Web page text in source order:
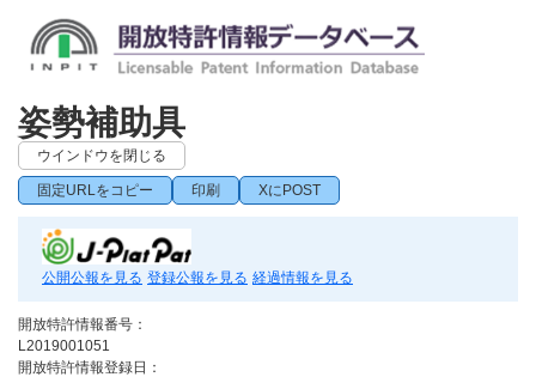
姿勢補助具
ウインドウを閉じる
固定URLをコピー 印刷 XにPOST
公開公報を見る 登録公報を見る 経過情報を見る
開放特許情報番号：
L2019001051
開放特許情報登録日：